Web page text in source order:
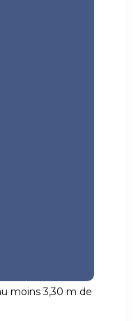
moins 3,30 m de